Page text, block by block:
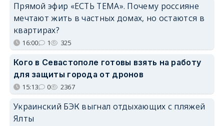
Прямой эфир «ЕСТЬ ТЕМА». Почему россияне
мечтают жить в частных домах, но остаются в
квартирах?
16:00 1 325
Кого в Севастополе готовы взять на работу
для защиты города от дронов
15:13 0 2367
Украинский БЭК выгнал отдыхающих с пляжей
Ялты